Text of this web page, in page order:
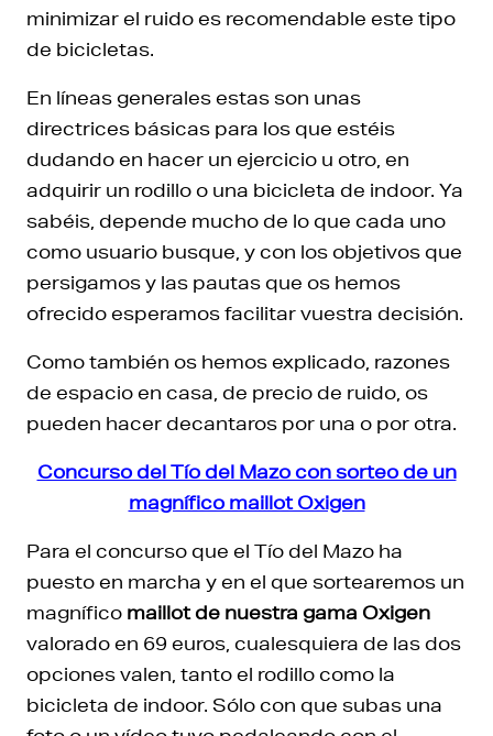
minimizar el ruido es recomendable este tipo
de bicicletas.
En líneas generales estas son unas
directrices básicas para los que estéis
dudando en hacer un ejercicio u otro, en
adquirir un rodillo o una bicicleta de indoor. Ya
sabéis, depende mucho de lo que cada uno
como usuario busque, y con los objetivos que
persigamos y las pautas que os hemos
ofrecido esperamos facilitar vuestra decisión.
Como también os hemos explicado, razones
de espacio en casa, de precio de ruido, os
pueden hacer decantaros por una o por otra.
Concurso del Tío del Mazo con sorteo de un
magnífico maillot Oxigen
Para el concurso que el Tío del Mazo ha
puesto en marcha y en el que sortearemos un
magnífico maillot de nuestra gama Oxigen
valorado en 69 euros, cualesquiera de las dos
opciones valen, tanto el rodillo como la
bicicleta de indoor. Sólo con que subas una